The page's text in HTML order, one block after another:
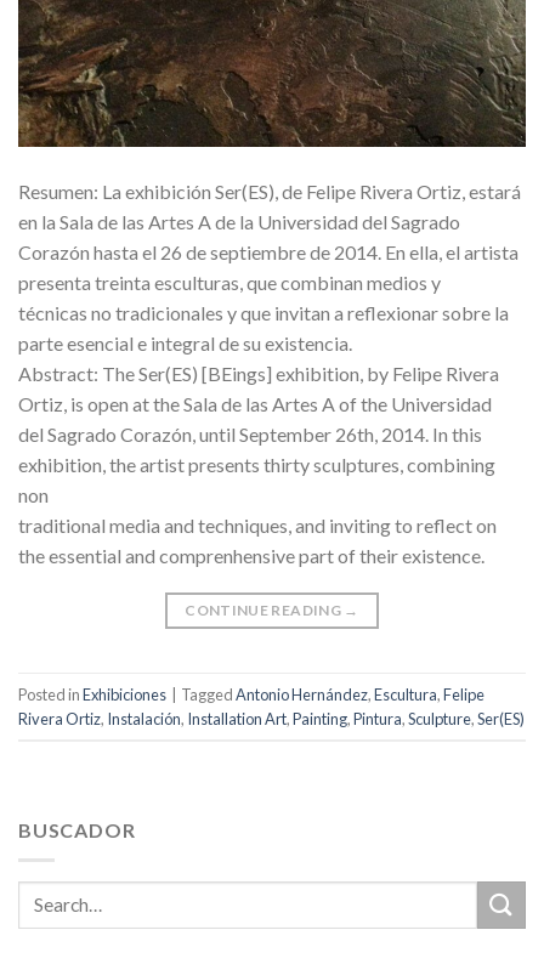
Resumen: La exhibición Ser(ES), de Felipe Rivera Ortiz, estará
en la Sala de las Artes A de la Universidad del Sagrado
Corazón hasta el 26 de septiembre de 2014. En ella, el artista
presenta treinta esculturas, que combinan medios y
técnicas no tradicionales y que invitan a reflexionar sobre la
parte esencial e integral de su existencia.
Abstract: The Ser(ES) [BEings] exhibition, by Felipe Rivera
Ortiz, is open at the Sala de las Artes A of the Universidad
del Sagrado Corazón, until September 26th, 2014. In this
exhibition, the artist presents thirty sculptures, combining
non
traditional media and techniques, and inviting to reflect on
the essential and comprenhensive part of their existence.
CONTINUE READING →
Posted inExhibiciones | TaggedAntonio Hernández,Escultura,Felipe
Rivera Ortiz, Instalación, Installation Art,Painting,Pintura,Sculpture,Ser(ES)
BUSCADOR